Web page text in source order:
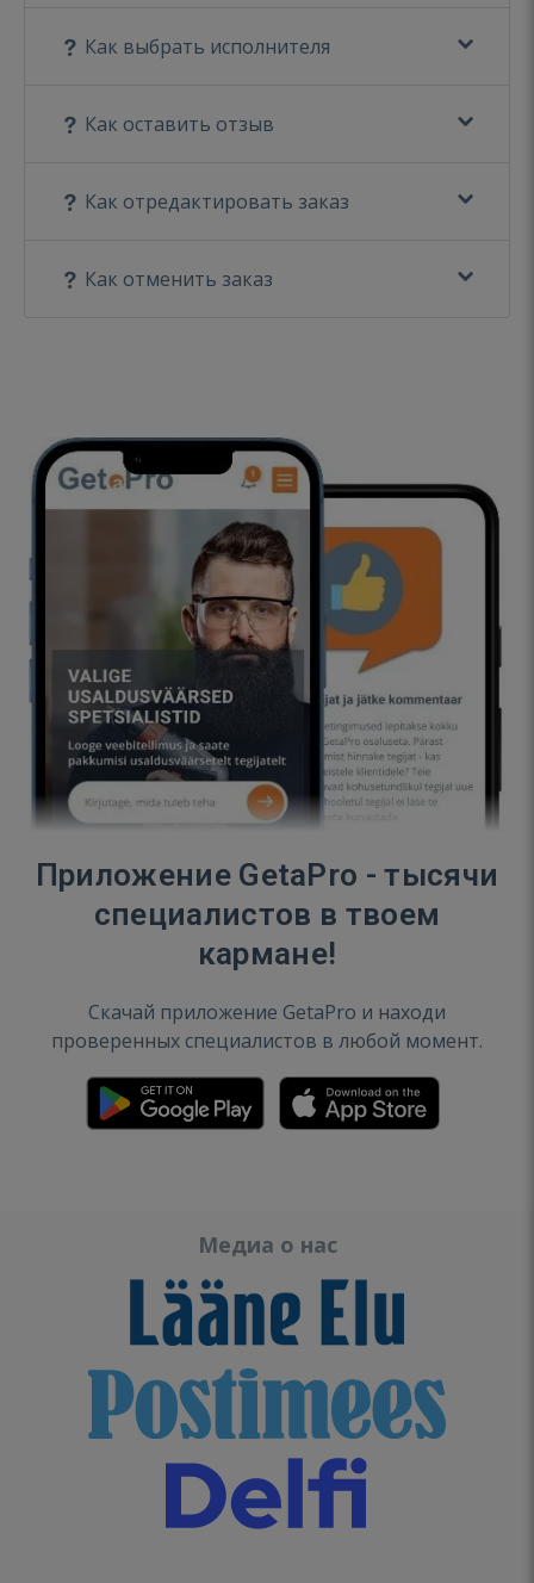
Как выбрать исполнителя
Как оставить отзыв
Как отредактировать заказ
Как отменить заказ
Приложение GetaPro - тысячи
специалистов в твоем
кармане!
Скачай приложение GetaPro и находи
проверенных специалистов в любой момент.
Медиа о нас